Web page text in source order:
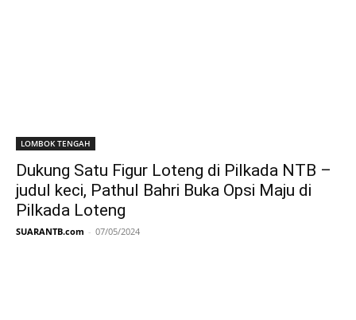
LOMBOK TENGAH
Dukung Satu Figur Loteng di Pilkada NTB –
judul keci, Pathul Bahri Buka Opsi Maju di
Pilkada Loteng
SUARANTB.com - 07/05/2024